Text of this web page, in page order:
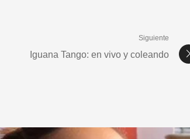
Siguiente
Iguana Tango: en vivo y coleando